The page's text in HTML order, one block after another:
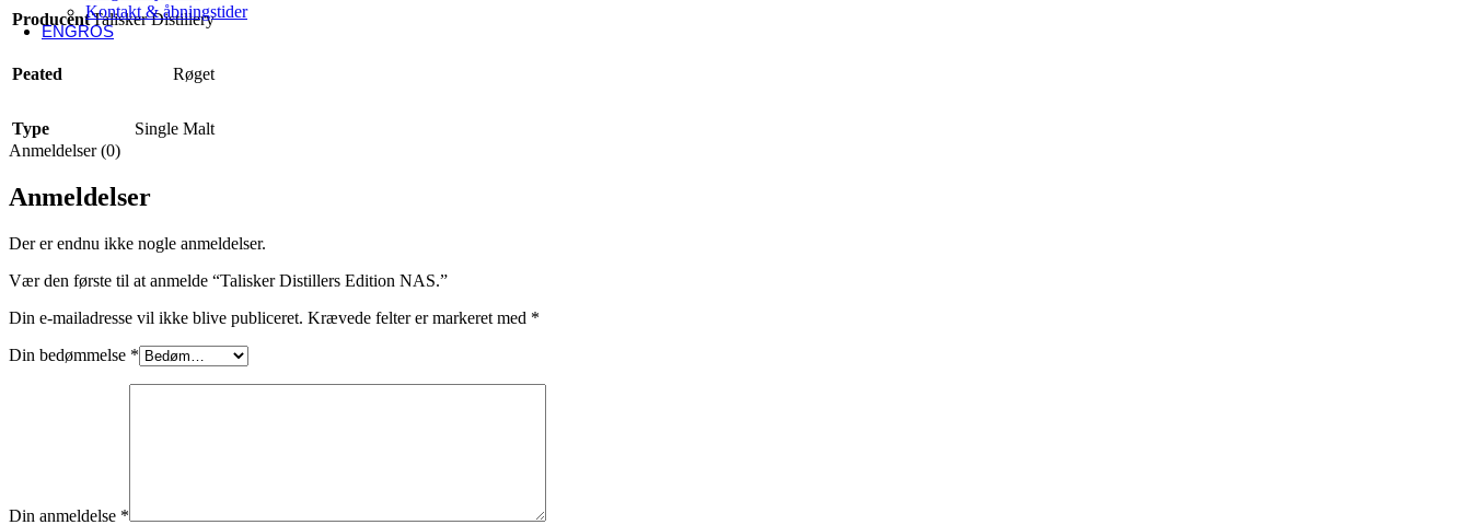
Kontakt & åbningstider
ENGROS
ProducentTalisker Distillery
Peated Røget
Type
Single Malt
Anmeldelser (0)
Anmeldelser
Der er endnu ikke nogle anmeldelser.
Vær den første til at anmelde “Talisker Distillers Edition NAS.”
Din e-mailadresse vil ikke blive publiceret. Krævede felter er markeret med *
Din bedømmelse *
Din anmeldelse *